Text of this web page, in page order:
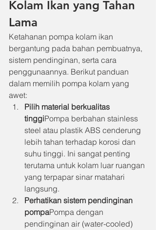
Kolam Ikan yang Tahan
Lama
Ketahanan pompa kolam ikan
bergantung pada bahan pembuatnya,
sistem pendinginan, serta cara
penggunaannya. Berikut panduan
dalam memilih pompa kolam yang
awet:
Pilih material berkualitas
tinggiPompa berbahan stainless
steel atau plastik ABS cenderung
lebih tahan terhadap korosi dan
suhu tinggi. Ini sangat penting
terutama untuk kolam luar ruangan
yang terpapar sinar matahari
langsung.
Perhatikan sistem pendinginan
pompaPompa dengan
pendinginan air (water-cooled)